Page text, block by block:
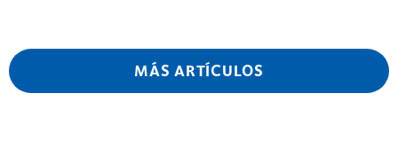
MÁS ARTÍCULOS